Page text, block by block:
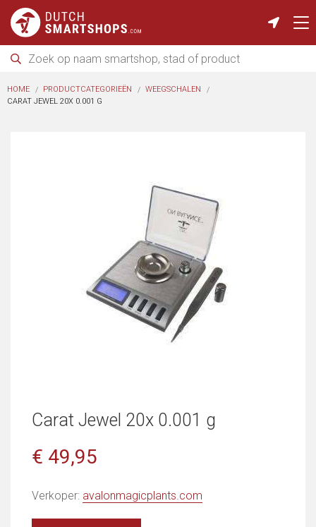
HOME PRODUCTCATEGORIEËN
WEEGSCHALEN
CARAT JEWEL 20X 0.001 G
Carat Jewel 20x 0.001 g
€ 49,95
Verkoper: avalonmagicplants.com